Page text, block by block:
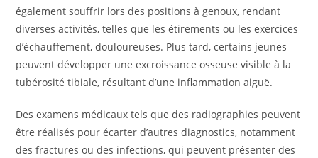
également souffrir lors des positions à genoux, rendant
diverses activités, telles que les étirements ou les exercices
d’échauffement, douloureuses. Plus tard, certains jeunes
peuvent développer une excroissance osseuse visible à la
tubérosité tibiale, résultant d’une inflammation aiguë.
Des examens médicaux tels que des radiographies peuvent
être réalisés pour écarter d’autres diagnostics, notamment
des fractures ou des infections, qui peuvent présenter des